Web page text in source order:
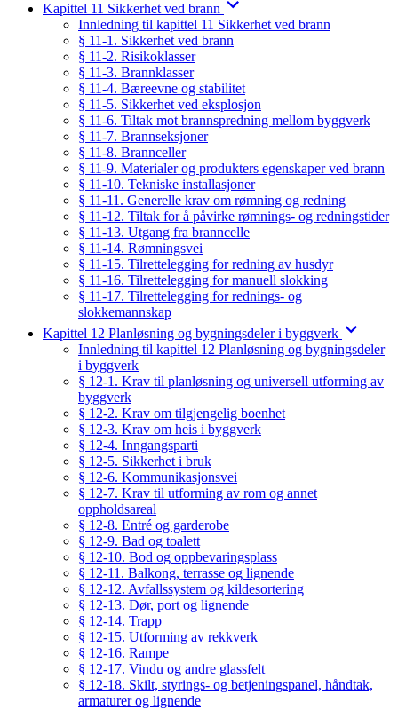
Kapittel 11 Sikkerhet ved brann
Innledning til kapittel 11 Sikkerhet ved brann
§ 11-1. Sikkerhet ved brann
§ 11-2. Risikoklasser
§ 11-3. Brannklasser
§ 11-4. Bæreevne og stabilitet
§ 11-5. Sikkerhet ved eksplosjon
§ 11-6. Tiltak mot brannspredning mellom byggverk
§ 11-7. Brannseksjoner
§ 11-8. Brannceller
§ 11-9. Materialer og produkters egenskaper ved brann
§ 11-10. Tekniske installasjoner
§ 11-11. Generelle krav om rømning og redning
§ 11-12. Tiltak for å påvirke rømnings- og redningstider
§ 11-13. Utgang fra branncelle
§ 11-14. Rømningsvei
§ 11-15. Tilrettelegging for redning av husdyr
§ 11-16. Tilrettelegging for manuell slokking
§ 11-17. Tilrettelegging for rednings- og
slokkemannskap
Kapittel 12 Planløsning og bygningsdeler i byggverk
Innledning til kapittel 12 Planløsning og bygningsdeler
i byggverk
§ 12-1. Krav til planløsning og universell utforming av
byggverk
§ 12-2. Krav om tilgjengelig boenhet
§ 12-3. Krav om heis i byggverk
§ 12-4. Inngangsparti
§ 12-5. Sikkerhet i bruk
§ 12-6. Kommunikasjonsvei
§ 12-7. Krav til utforming av rom og annet
oppholdsareal
§ 12-8. Entré og garderobe
§ 12-9. Bad og toalett
§ 12-10. Bod og oppbevaringsplass
§ 12-11. Balkong, terrasse og lignende
§ 12-12. Avfallssystem og kildesortering
§ 12-13. Dør, port og lignende
§ 12-14. Trapp
§ 12-15. Utforming av rekkverk
§ 12-16. Rampe
§ 12-17. Vindu og andre glassfelt
§ 12-18. Skilt, styrings- og betjeningspanel, håndtak,
armaturer og lignende